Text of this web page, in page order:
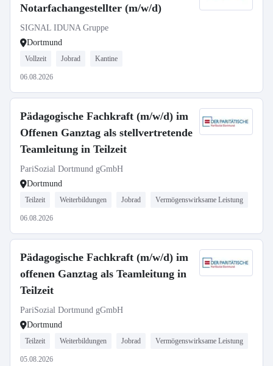
Notarfachangestellter (m/w/d)
SIGNAL IDUNA Gruppe
Dortmund
Vollzeit Jobrad Kantine
06.08.2026
Pädagogische Fachkraft (m/w/d) im
Offenen Ganztag als stellvertretende
Teamleitung in Teilzeit
PariSozial Dortmund gGmbH
Dortmund
Teilzeit Weiterbildungen Jobrad Vermögenswirksame Leistung
06.08.2026
Pädagogische Fachkraft (m/w/d) im
offenen Ganztag als Teamleitung in
Teilzeit
PariSozial Dortmund gGmbH
Dortmund
Teilzeit Weiterbildungen Jobrad Vermögenswirksame Leistung
05.08.2026